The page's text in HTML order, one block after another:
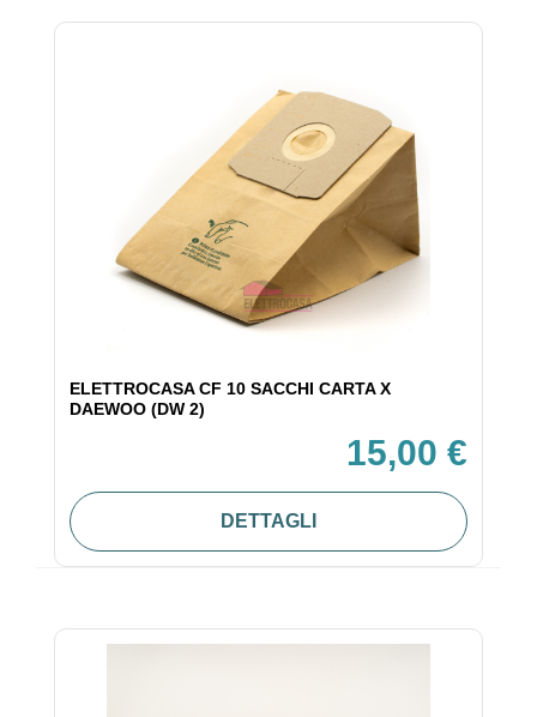
ELETTROCASA CF 10 SACCHI CARTA X
DAEWOO (DW 2)
15,00 €
DETTAGLI